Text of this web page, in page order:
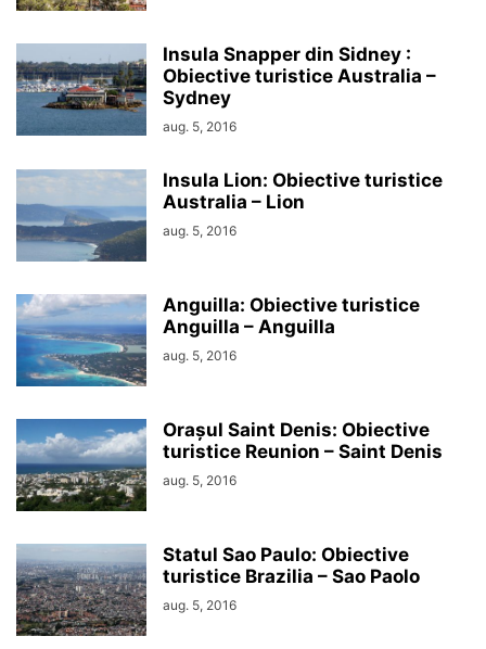
Insula Snapper din Sidney :
Obiective turistice Australia –
Sydney
aug. 5, 2016
Insula Lion: Obiective turistice
Australia – Lion
aug. 5, 2016
Anguilla: Obiective turistice
Anguilla – Anguilla
aug. 5, 2016
Orașul Saint Denis: Obiective
turistice Reunion – Saint Denis
aug. 5, 2016
Statul Sao Paulo: Obiective
turistice Brazilia – Sao Paolo
aug. 5, 2016